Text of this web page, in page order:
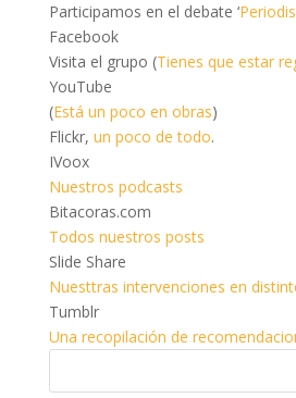
Participamos en el debate ‘
Facebook
Visita el grupo (Tienes que estar
YouTube
(Está un poco en obras)
Flickr, un poco de todo.
IVoox
Nuestros podcasts
Bitacoras.com
Todos nuestros posts
Slide Share
Nuesttras intervenciones en
Tumblr
Una recopilación de